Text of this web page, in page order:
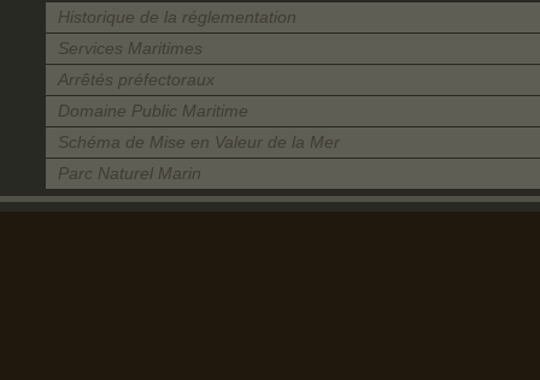
Historique de la réglementation
Services Maritimes
Arrêtés préfectoraux
Domaine Public Maritime
Schéma de Mise en Valeur de la Mer
Parc Naturel Marin